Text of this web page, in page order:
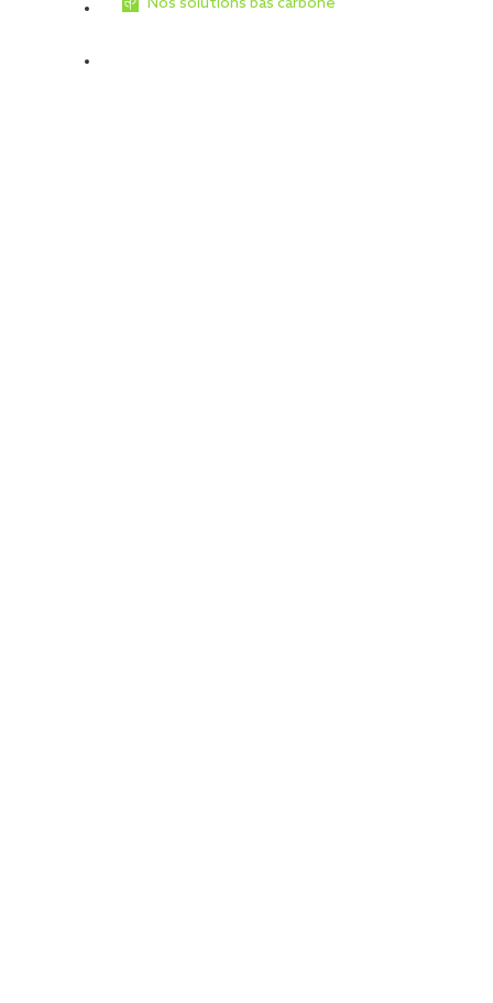
Nos solutions bas carbone
modéliser le bâtiment en 3D, mais de créer une base de données